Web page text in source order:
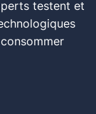
testent et